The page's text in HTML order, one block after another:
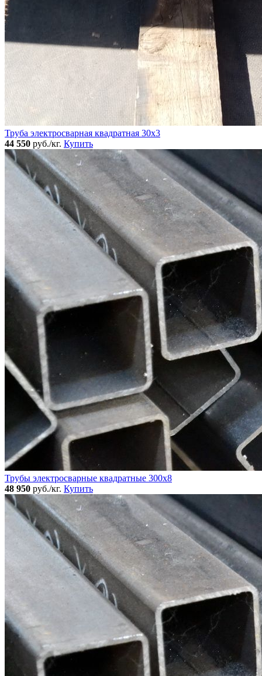
Труба электросварная квадратная 30x3
44 550 руб./кг. Купить
Трубы электросварные квадратные 300x8
48 950 руб./кг. Купить